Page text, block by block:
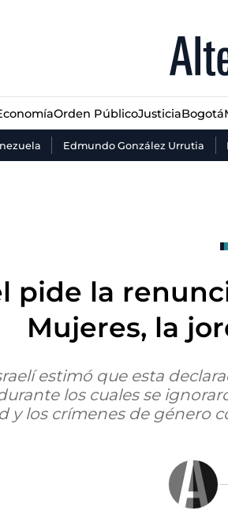
Orden PúblicoJusticiaBogotá
Edmundo González Urrutia
JusticiaBogotá
pide la
Mujeres, la
estimó que esta
los cuales se
y los crímenes de género